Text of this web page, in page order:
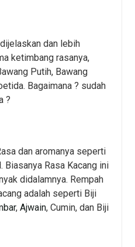
dan lebih
ketimbang rasanya,
Putih, Bawang
Bagaimana ? sudah
?
dan aromanya seperti
Biasanya Rasa Kacang ini
didalamnya. Rempah
adalah seperti Biji
,Ajwain, Cumin, dan Biji